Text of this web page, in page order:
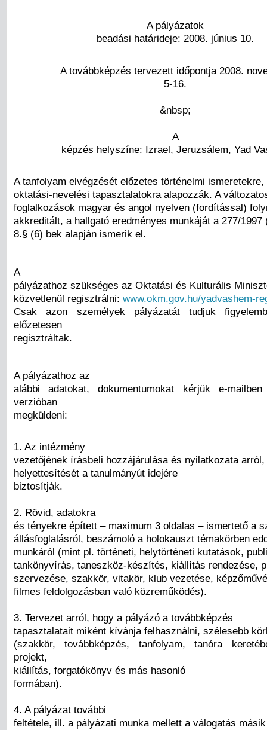
A pályázatok
beadási határideje: 2008. június 10.
A továbbképzés tervezett időpontja 2008.
5-16.
&nbsp;
A
képzés helyszíne: Izrael, Jeruzsálem, Yad
A tanfolyam elvégzését előzetes történelmi ismeretekre,
oktatási-nevelési tapasztalatokra alapozzák. A
foglalkozások magyar és angol nyelven (fordítással)
akkreditált, a hallgató eredményes munkáját a 277/1997
8.§ (6) bek alapján ismerik el.
A
pályázathoz szükséges az Oktatási és Kulturális
közvetlenül regisztrálni: www.okm.gov.hu/yadvashem-
Csak azon személyek pályázatát tudjuk
előzetesen
regisztráltak.
A pályázathoz az
alábbi adatokat, dokumentumokat kérjük e-
verzióban
megküldeni:
1. Az intézmény
vezetőjének írásbeli hozzájárulása és nyilatkozata
helyettesítését a tanulmányút idejére
biztosítják.
2. Rövid, adatokra
és tényekre épített – maximum 3 oldalas – ismertető a
állásfoglalásról, beszámoló a holokauszt témakörben
munkáról (mint pl. történeti, helytörténeti kutatások,
tankönyvírás, taneszköz-készítés, kiállítás rendezése,
szervezése, szakkör, vitakör, klub vezetése,
filmes feldolgozásban való közreműködés).
3. Tervezet arról, hogy a pályázó a továbbképzés
tapasztalatait miként kívánja felhasználni, szélesebb
(szakkör, továbbképzés, tanfolyam, tanóra
projekt,
kiállítás, forgatókönyv és más hasonló
formában).
4. A pályázat további
feltétele, ill. a pályázati munka mellett a válogatás